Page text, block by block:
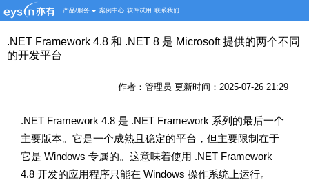
产品/服务 案例中心 软件试用 联系我们
.NET Framework 4.8 和 .NET 8 是 Microsoft 提供的两个不同
的开发平台
作者：管理员 更新时间：2025-07-26 21:29
.NET Framework 4.8 是 .NET Framework 系列的最后一个
主要版本。它是一个成熟且稳定的平台，但主要限制在于
它是 Windows 专属的。这意味着使用 .NET Framework
4.8 开发的应用程序只能在 Windows 操作系统上运行。